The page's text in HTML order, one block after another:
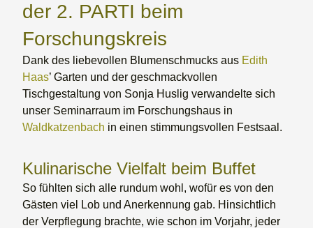
der 2. PARTI beim
Forschungskreis
Dank des liebevollen Blumenschmucks aus Edith
Haas’ Garten und der geschmackvollen
Tischgestaltung von Sonja Huslig verwandelte sich
unser Seminarraum im Forschungshaus in
Waldkatzenbach in einen stimmungsvollen Festsaal.
Kulinarische Vielfalt beim Buffet
So fühlten sich alle rundum wohl, wofür es von den
Gästen viel Lob und Anerkennung gab. Hinsichtlich
der Verpflegung brachte, wie schon im Vorjahr, jeder